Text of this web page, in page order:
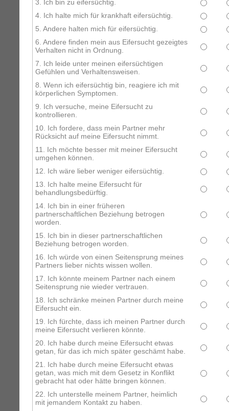
3. Ich bin zu eifersüchtig.
4. Ich halte mich für krankhaft eifersüchtig.
5. Andere halten mich für eifersüchtig.
6. Andere finden mein aus Eifersucht gezeigtes
Verhalten nicht in Ordnung.
7. Ich leide unter meinen eifersüchtigen
Gefühlen und Verhaltensweisen.
8. Wenn ich eifersüchtig bin, reagiere ich mit
körperlichen Symptomen.
9. Ich versuche, meine Eifersucht zu
kontrollieren.
10. Ich fordere, dass mein Partner mehr
Rücksicht auf meine Eifersucht nimmt.
11. Ich möchte besser mit meiner Eifersucht
umgehen können.
12. Ich wäre lieber weniger eifersüchtig.
13. Ich halte meine Eifersucht für
behandlungsbedürftig.
14. Ich bin in einer früheren
partnerschaftlichen Beziehung betrogen
worden.
15. Ich bin in dieser partnerschaftlichen
Beziehung betrogen worden.
16. Ich würde von einen Seitensprung meines
Partners lieber nichts wissen wollen.
17. Ich könnte meinem Partner nach einem
Seitensprung nie wieder vertrauen.
18. Ich schränke meinen Partner durch meine
Eifersucht ein.
19. Ich fürchte, dass ich meinen Partner durch
meine Eifersucht verlieren könnte.
20. Ich habe durch meine Eifersucht etwas
getan, für das ich mich später geschämt habe.
21. Ich habe durch meine Eifersucht etwas
getan, was mich mit dem Gesetz in Konflikt
gebracht hat oder hätte bringen können.
22. Ich unterstelle meinem Partner, heimlich
mit jemandem Kontakt zu haben.